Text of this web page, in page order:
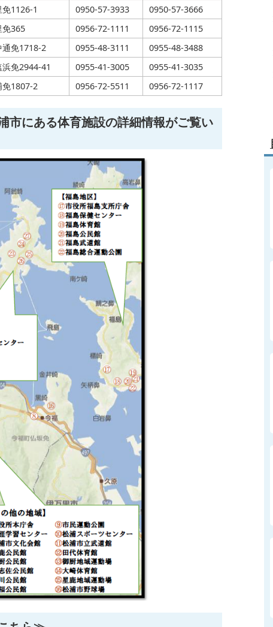
1126-1 0950-57-3933
0950-57-3666
免365 0956-72-1111
0956-72-1115
通免1718-2 0955-48-3111
0955-48-3488
免2944-41 0955-41-3005
0955-41-3035
免1807-2 0956-72-5511 0956-72-1117
にある体育施設の詳細情報がご覧い